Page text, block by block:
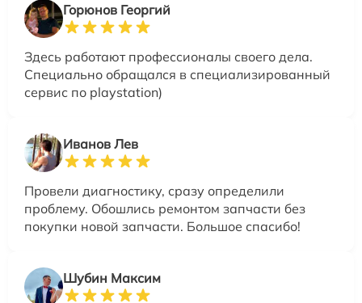
Горюнов Георгий
Здесь работают профессионалы своего дела.
Специально обращался в специализированный
сервис по playstation)
Иванов Лев
Провели диагностику, сразу определили
проблему. Обошлись ремонтом запчасти без
покупки новой запчасти. Большое спасибо!
Шубин Максим